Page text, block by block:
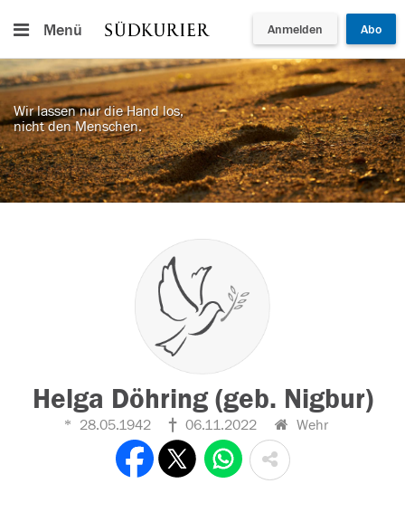
Menü Anmelden Abo
Wir lassen nur die Hand los,
nicht den Menschen.
Helga Döhring (geb. Nigbur)
28.05.1942 06.11.2022 Wehr